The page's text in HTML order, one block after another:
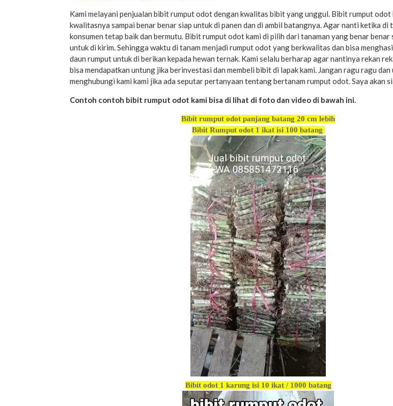
Kami melayani penjualan bibit rumput odot dengan kwalitas bibit yang unggul. Bibit rumput odot
kwalitasnya sampai benar benar siap untuk di panen dan di ambil batangnya. Agar nanti ketika di
konsumen tetap baik dan bermutu. Bibit rumput odot kami di pilih dari tanaman yang benar benar
untuk di kirim. Sehingga waktu di tanam menjadi rumput odot yang berkwalitas dan bisa
daun rumput untuk di berikan kepada hewan ternak. Kami selalu berharap agar nantinya rekan
bisa mendapatkan untung jika berinvestasi dan membeli bibit di lapak kami. Jangan ragu ragu dan
menghubungi kami kami jika ada seputar pertanyaan tentang bertanam rumput odot. Saya akan
Contoh contoh bibit rumput odot kami bisa di lihat di foto dan video di bawah ini.
Bibit rumput odot panjang batang 20 cm lebih
Bibit Rumput odot 1 ikat isi 100 batang
Bibit odot 1 karung isi 10 ikat / 1000 batang